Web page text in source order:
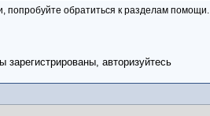
обратиться к разделам помощи.
авторизуйтесь